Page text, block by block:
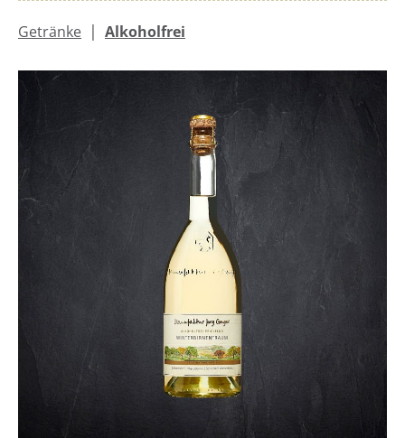
Getränke | Alkoholfrei
Bildergalerie überspringen